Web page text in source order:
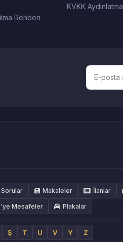
Rehberi
KVKK Aydinlatma
Makaleler İlanlar
Mesafeler Plakalar
Ş T U V Y Z